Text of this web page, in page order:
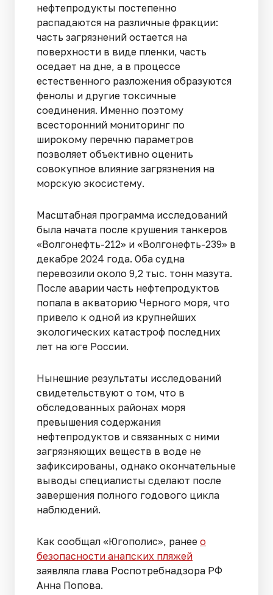
нефтепродукты постепенно
распадаются на различные фракции:
часть загрязнений остается на
поверхности в виде пленки, часть
оседает на дне, а в процессе
естественного разложения образуются
фенолы и другие токсичные
соединения. Именно поэтому
всесторонний мониторинг по
широкому перечню параметров
позволяет объективно оценить
совокупное влияние загрязнения на
морскую экосистему.
Масштабная программа исследований
была начата после крушения танкеров
«Волгонефть-212» и «Волгонефть-239» в
декабре 2024 года. Оба судна
перевозили около 9,2 тыс. тонн мазута.
После аварии часть нефтепродуктов
попала в акваторию Черного моря, что
привело к одной из крупнейших
экологических катастроф последних
лет на юге России.
Нынешние результаты исследований
свидетельствуют о том, что в
обследованных районах моря
превышения содержания
нефтепродуктов и связанных с ними
загрязняющих веществ в воде не
зафиксированы, однако окончательные
выводы специалисты сделают после
завершения полного годового цикла
наблюдений.
Как сообщал «Югополис», ранее о
безопасности анапских пляжей
заявляла глава Роспотребнадзора РФ
Анна Попова.